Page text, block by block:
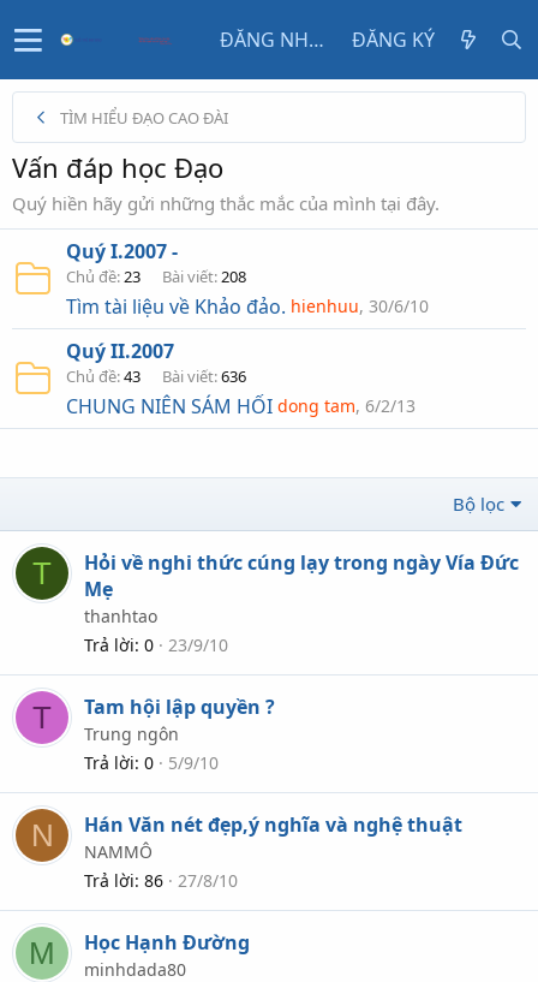
ĐĂNG NHẬP ĐĂNG KÝ
TÌM HIỂU ĐẠO CAO ĐÀI
Vấn đáp học Đạo
Quý hiền hãy gửi những thắc mắc của mình tại đây.
Quý I.2007 -
Chủ đề 23 Bài viết 208
Tìm tài liệu về Khảo đảo. hienhuu 30/6/10
Quý II.2007
Chủ đề 43 Bài viết 636
CHUNG NIÊN SÁM HỐI dong tam 6/2/13
Bộ lọc
T
Hỏi về nghi thức cúng lạy trong ngày Vía Đức
Mẹ
thanhtao
Trả lời 0 23/9/10
T Tam hội lập quyền ?
Trung ngôn
Trả lời 0 5/9/10
N Hán Văn nét đẹp,ý nghĩa và nghệ thuật
NAMMÔ
Trả lời 86 27/8/10
M Học Hạnh Đường
minhdada80